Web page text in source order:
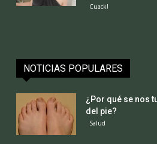
Cuack!
NOTICIAS POPULARES
¿Por qué se nos
del pie?
Salud